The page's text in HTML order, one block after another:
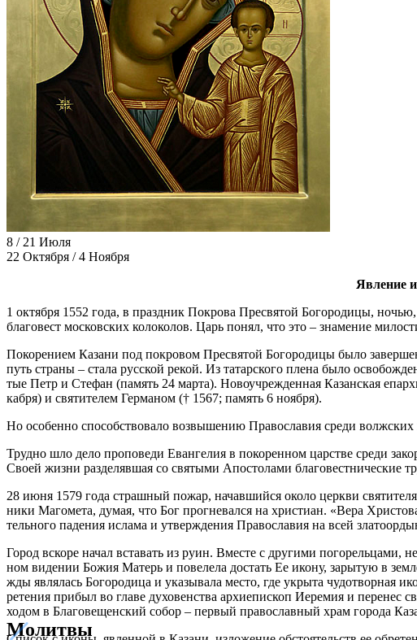
8 / 21 Июля
22 Октября / 4 Ноября
Явление
1 ок­тяб­ря 1552 го­да, в празд­ник По­кро­ва Пре­свя­той Бо­го­ро­ди­цы,
бла­го­вест мос­ков­ских ко­ло­ко­лов. Царь по­нял, что это – зна­ме­ние
По­ко­ре­ни­ем Ка­за­ни под по­кро­вом Пре­свя­той Бо­го­ро­ди­цы бы­ло
путь стра­ны – ста­ла рус­ской ре­кой. Из та­тар­ско­го пле­на бы­ло
тые Петр и Сте­фан (па­мять 24 мар­та). Но­во­учре­жден­ная Ка­зан­ская
каб­ря) и свя­ти­те­лем Гер­ма­ном († 1567; па­мять 6 но­яб­ря).
Но осо­бен­но спо­соб­ство­ва­ло воз­вы­ше­нию Пра­во­сла­вия сре­ди
Труд­но шло де­ло про­по­ве­ди Еван­ге­лия в по­ко­рен­ном цар­стве сре­ди
Сво­ей жиз­ни раз­де­ляв­шая со свя­ты­ми Апо­сто­ла­ми бла­го­вест­ни­че­ские
28 июня 1579 го­да страш­ный по­жар, на­чав­ший­ся око­ло церк­ви
ни­ки Ма­го­ме­та, ду­мая, что Бог про­гне­вал­ся на хри­сти­ан. «Ве­ра
тель­но­го па­де­ния ис­ла­ма и утвер­жде­ния Пра­во­сла­вия на всей
Го­род вско­ре на­чал вста­вать из ру­ин. Вме­сте с дру­ги­ми
ном ви­де­нии Бо­жия Ма­терь и по­ве­ле­ла до­стать Ее ико­ну, за­ры­тую в
жды яв­ля­лась Бо­го­ро­ди­ца и ука­зы­ва­ла ме­сто, где укры­та чу­до­твор­ная
ре­те­ния при­был во гла­ве ду­хо­вен­ства ар­хи­епи­скоп Иере­мия и пе­ре­нес
хо­дом в Бла­го­ве­щен­ский со­бор – пер­вый пра­во­слав­ный храм го­ро­да
Молитвы